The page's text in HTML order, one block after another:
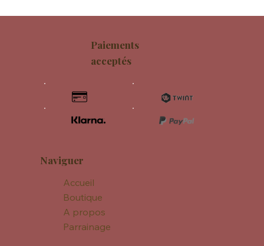
Naviguer
Accueil
Boutique
A propos
Parrainage
Paiements
acceptés